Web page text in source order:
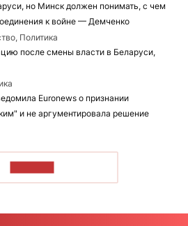
но Минск должен понимать, с чем
к войне — Демченко
Политика
после смены власти в Беларуси,
Euronews о признании
и не аргументировала решение